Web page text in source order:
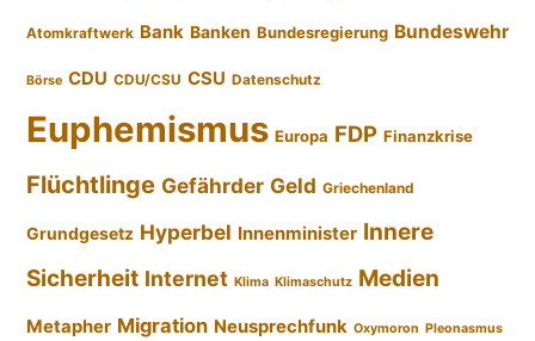
Atomkraftwerk Bank Banken Bundesregierung Bundeswehr
Börse CDU CDU/CSU CSU Datenschutz
Euphemismus Europa FDP Finanzkrise
Flüchtlinge Gefährder Geld Griechenland
Grundgesetz Hyperbel Innenminister Innere
Sicherheit Internet Klima Klimaschutz Medien
Metapher Migration Neusprechfunk Oxymoron Pleonasmus